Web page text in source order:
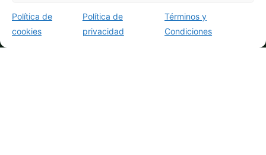
Política de
cookies
Política de
privacidad
Términos y
Condiciones
Oficina
Adhesivos